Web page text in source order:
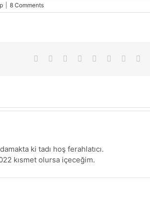
8 Comments
Facebook Reddit LinkedIn
TumblrPinterest
ki tadı hoş ferahlatıcı.
kısmet olursa içeceğim.